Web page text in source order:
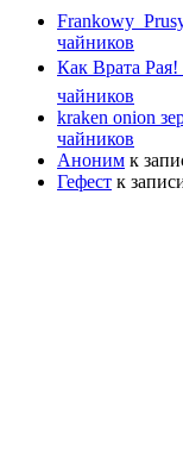
чайников
Как Врата Рая!
чайников
kraken onion
чайников
Аноним к
Гефест к